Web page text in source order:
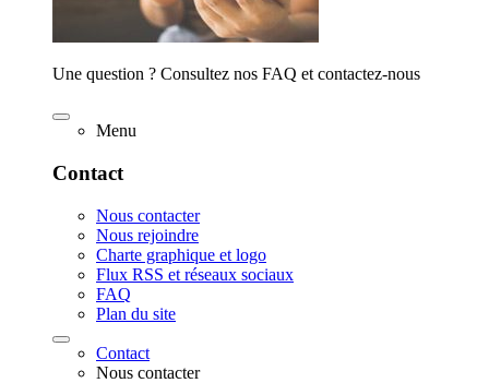
Une question ? Consultez nos FAQ et contactez-nous
Menu
Contact
Nous contacter
Nous rejoindre
Charte graphique et logo
Flux RSS et réseaux sociaux
FAQ
Plan du site
Contact
Nous contacter